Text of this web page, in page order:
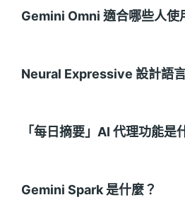
Gemini Omni 適合哪些人使
Neural Expressive 設計語
「每日摘要」AI 代理功能是
Gemini Spark 是什麼？